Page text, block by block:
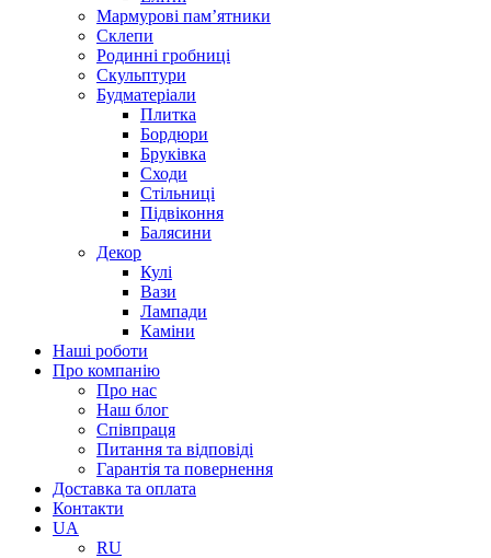
Мармурові пам’ятники
Склепи
Родинні гробниці
Скульптури
Будматеріали
Плитка
Бордюри
Бруківка
Сходи
Стільниці
Підвіконня
Балясини
Декор
Кулі
Вази
Лампади
Каміни
Наші роботи
Про компанію
Про нас
Наш блог
Співпраця
Питання та відповіді
Гарантія та повернення
Доставка та оплата
Контакти
UA
RU